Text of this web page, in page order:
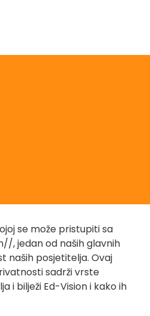
se može pristupiti sa
, jedan od naših glavnih
naših posjetitelja. Ovaj
sadrži vrste
i bilježi Ed-Vision i kako ih